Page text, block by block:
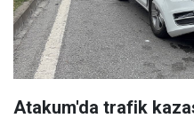
Atakum'da trafik